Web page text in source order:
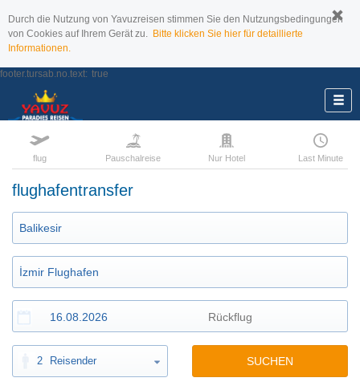
Durch die Nutzung von Yavuzreisen stimmen Sie den Nutzungsbedingungen
von Cookies auf Ihrem Gerät zu. Bitte klicken Sie hier für detaillierte
Informationen.
footer.tursab.no.text: true
flug Pauschalreise Nur Hotel Last Minute
flughafentransfer
2 Reisender SUCHEN